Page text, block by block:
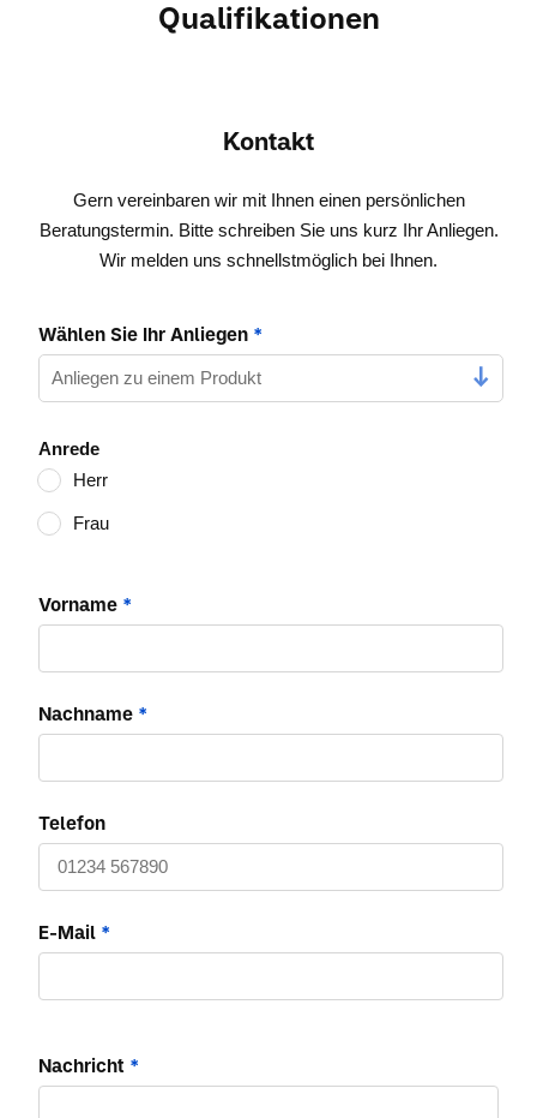
Qualifikationen
Kontakt
Gern vereinbaren wir mit Ihnen einen persönlichen
Beratungstermin. Bitte schreiben Sie uns kurz Ihr Anliegen.
Wir melden uns schnellstmöglich bei Ihnen.
Wählen Sie Ihr Anliegen *
Anrede
Herr
Frau
Vorname *
Nachname *
Telefon
E-Mail *
Nachricht *